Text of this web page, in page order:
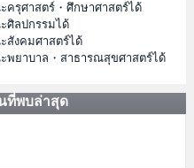
ครุศาสตร์・ศึกษาศาสตร์ได้
ศิลปกรรมได้
สังคมศาสตร์ได้
พยาบาล・สาธารณสุขศาสตร์ได้
ที่พบล่าสุด